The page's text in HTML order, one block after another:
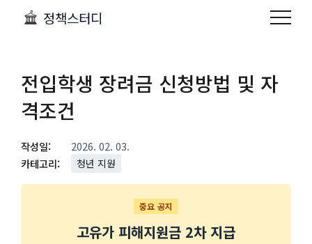
정책스터디
전입학생 장려금 신청방법 및 자
격조건
작성일:
2026. 02. 03.
카테고리:
청년 지원
중요 공지
고유가 피해지원금 2차 지급